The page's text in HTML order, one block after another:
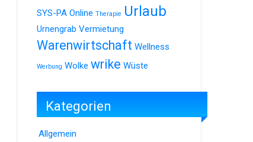
SYS-PA Online Therapie Urlaub
Urnengrab Vermietung
Warenwirtschaft Wellness
Werbung Wolke wrike Wüste
Kategorien
Allgemein